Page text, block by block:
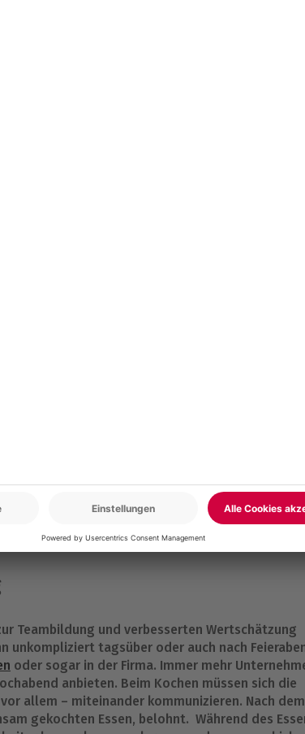
Unser Alltag ist oftmals stressig und
kann man das gemeinsame Essen aber auch
Mittagessen mit den Kollegen auf der
und Arbeitsleistung durch das
Teambildung und verbesserten Wertschätzung
unkompliziert tagsüber oder auch nach
oder sogar in der Firma. Immer mehr
anbieten. Beim Kochen müssen sich die
allem – miteinander kommunizieren. Nach dem
gekochten Essen, belohnt. Während des